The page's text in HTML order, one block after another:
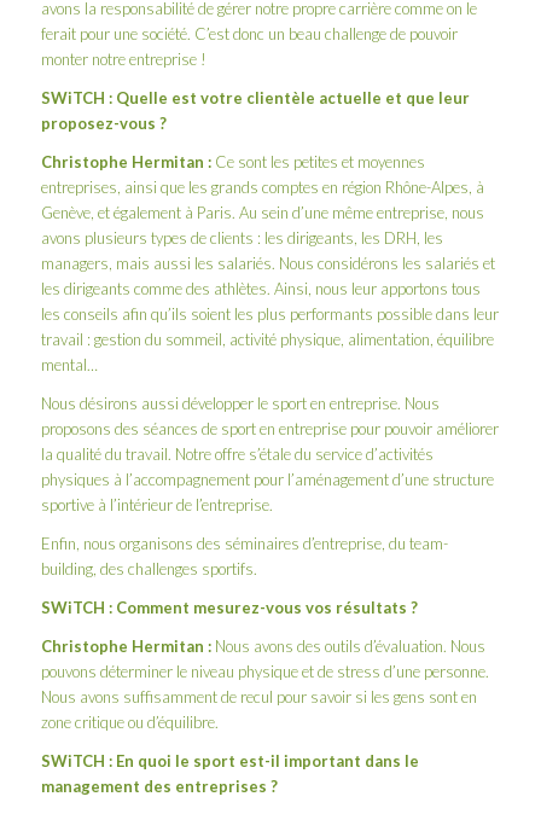
avons la responsabilité de gérer notre propre carrière comme on le
ferait pour une société. C’est donc un beau challenge de pouvoir
monter notre entreprise !
SWiTCH : Quelle est votre clientèle actuelle et que leur
proposez-vous ?
Christophe Hermitan :Ce sont les petites et moyennes
entreprises, ainsi que les grands comptes en région Rhône-Alpes, à
Genève, et également à Paris. Au sein d’une même entreprise, nous
avons plusieurs types de clients : les dirigeants, les DRH, les
managers, mais aussi les salariés. Nous considérons les salariés et
les dirigeants comme des athlètes. Ainsi, nous leur apportons tous
les conseils afin qu’ils soient les plus performants possible dans leur
travail : gestion du sommeil, activité physique, alimentation, équilibre
mental…
Nous désirons aussi développer le sport en entreprise. Nous
proposons des séances de sport en entreprise pour pouvoir améliorer
la qualité du travail. Notre offre s’étale du service d’activités
physiques à l’accompagnement pour l’aménagement d’une structure
sportive à l’intérieur de l’entreprise.
Enfin, nous organisons des séminaires d’entreprise, du team-
building, des challenges sportifs.
SWiTCH : Comment mesurez-vous vos résultats ?
Christophe Hermitan :Nous avons des outils d’évaluation. Nous
pouvons déterminer le niveau physique et de stress d’une personne.
Nous avons suffisamment de recul pour savoir si les gens sont en
zone critique ou d’équilibre.
SWiTCH : En quoi le sport est-il important dans le
management des entreprises ?